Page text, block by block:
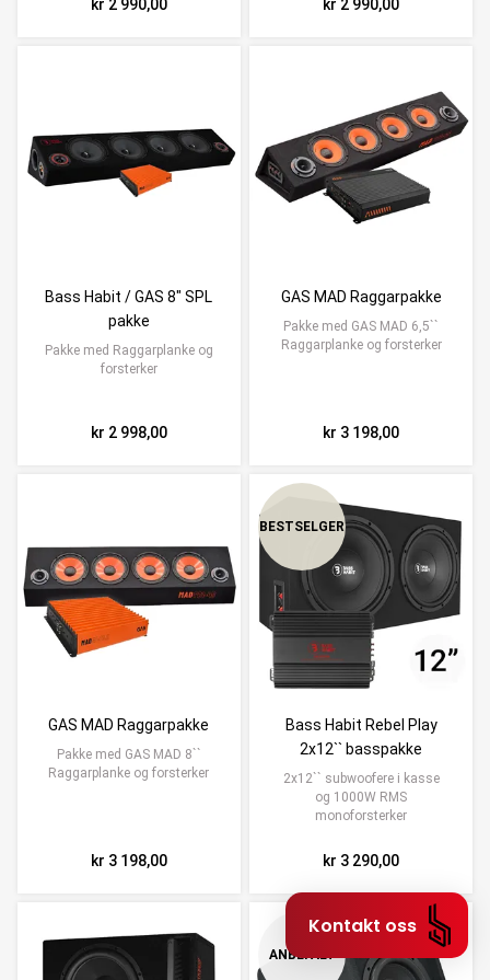
Kontakt oss
kr 2 990,00 kr 2 990,00
Bass Habit / GAS 8" SPL
pakke
Pakke med Raggarplanke og
forsterker
kr 2 998,00
GAS MAD Raggarpakke
Pakke med GAS MAD 6,5``
Raggarplanke og forsterker
kr 3 198,00
GAS MAD Raggarpakke
Pakke med GAS MAD 8``
Raggarplanke og forsterker
kr 3 198,00
BESTSELGER
Bass Habit Rebel Play
2x12`` basspakke
2x12`` subwoofere i kasse
og 1000W RMS
monoforsterker
kr 3 290,00
ANBEFALT